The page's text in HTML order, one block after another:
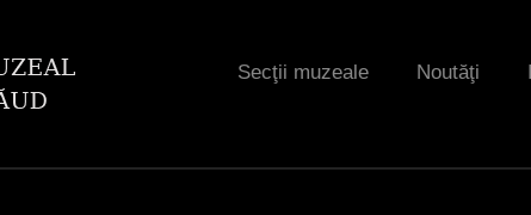
Secţii muzeale Noutăţi